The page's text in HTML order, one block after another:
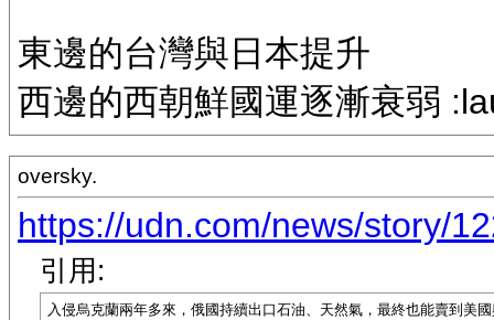
東邊的台灣與日本提升
西邊的西朝鮮國運逐漸衰弱
oversky.
https://udn.com/news/story/
引用:
入侵烏克蘭兩年多來，俄國持續出口石油、天然氣，最終也能賣到美